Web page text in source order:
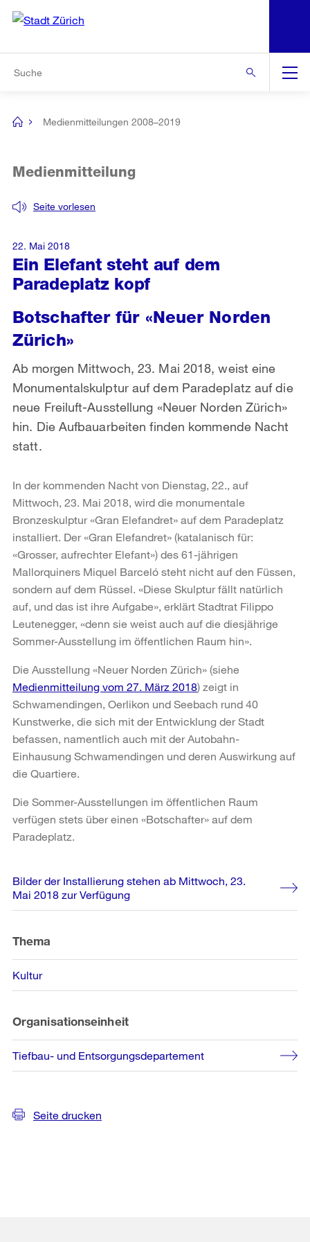
Navigation
[no
Medienmitteilungen 2008–2019
Ein Elefant steht auf dem
Paradeplatz kopf
Seite vorlesen
Medienmitteilung
Botschafter für «Neuer Norden
Zürich»
Ab morgen Mittwoch, 23. Mai 2018, weist eine
Monumentalskulptur auf dem Paradeplatz auf die
neue Freiluft-Ausstellung «Neuer Norden Zürich»
hin. Die Aufbauarbeiten finden kommende Nacht
statt.
22. Mai 2018
In der kommenden Nacht von Dienstag, 22., auf
Mittwoch, 23. Mai 2018, wird die monumentale
Bronzeskulptur «Gran Elefandret» auf dem Paradeplatz
installiert. Der «Gran Elefandret» (katalanisch für:
«Grosser, aufrechter Elefant») des 61-jährigen
Mallorquiners Miquel Barceló steht nicht auf den Füssen,
sondern auf dem Rüssel. «Diese Skulptur fällt natürlich
auf, und das ist ihre Aufgabe», erklärt Stadtrat Filippo
Leutenegger, «denn sie weist auch auf die diesjährige
Sommer-Ausstellung im öffentlichen Raum hin».
Die Ausstellung «Neuer Norden Zürich» (siehe
Medienmitteilung vom 27. März 2018) zeigt in
Schwamendingen, Oerlikon und Seebach rund 40
Kunstwerke, die sich mit der Entwicklung der Stadt
befassen, namentlich auch mit der Autobahn-
Einhausung Schwamendingen und deren Auswirkung auf
die Quartiere.
Die Sommer-Ausstellungen im öffentlichen Raum
verfügen stets über einen «Botschafter» auf dem
Paradeplatz.
Weitere
Informationen
Bilder der Installierung stehen ab Mittwoch, 23.
Mai 2018 zur Verfügung
Thema
Kultur
Organisationseinheit
Tiefbau- und Entsorgungsdepartement
Seite drucken